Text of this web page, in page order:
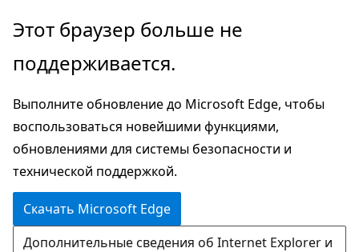
Пропустить
перейти
основному
содержимому
Этот браузер больше не
поддерживается.
Выполните обновление до Microsoft Edge, чтобы
воспользоваться новейшими функциями,
обновлениями для системы безопасности и
технической поддержкой.
Скачать Microsoft Edge
Дополнительные сведения об Internet Explorer и